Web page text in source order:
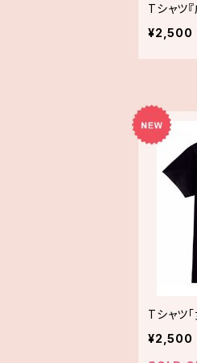
Tシャツ
¥2,500
Tシャツ
¥2,500